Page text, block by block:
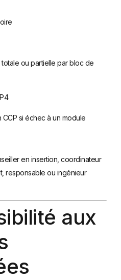
ou partielle par bloc de
si échec à un module
en insertion, coordinateur
responsable ou ingénieur
aux